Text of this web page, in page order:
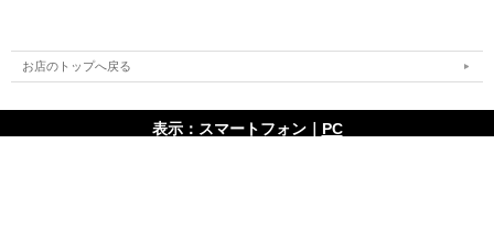
お店のトップへ戻る
表示：スマートフォン｜ PC